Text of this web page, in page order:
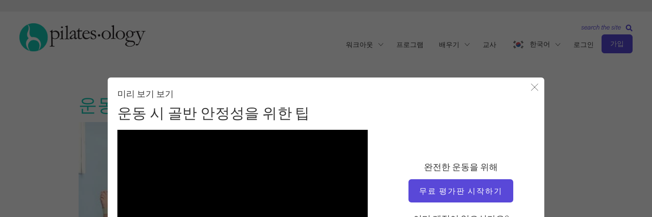
워크아웃 프로그램 배우기 교사 한국어 로그인 가입
search the site
운동 시 골반 안정성을 위한 팁
미리 보기 보기
운동 시 골반 안정성을 위한 팁
완전한 운동을 위해
무료 평가판 시작하기
빅토리아 토리-카판
비디오 시간
31:34